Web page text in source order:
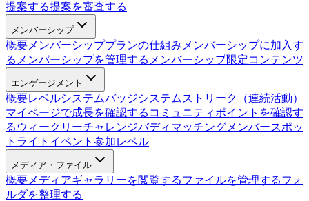
提案する提案を審査する
メンバーシップ
概要 メンバーシッププランの仕組み メンバーシップに加入す
る メンバーシップを管理する メンバーシップ限定コンテンツ
エンゲージメント
概要レベルシステムバッジシステム ストリーク（連続活動）
マイページで成長を確認する コミュニティポイントを確認す
る ウィークリーチャレンジバディマッチング メンバースポッ
トライト イベント参加レベル
メディア・ファイル
概要 メディアギャラリーを閲覧するファイルを管理するフォ
ルダを整理する